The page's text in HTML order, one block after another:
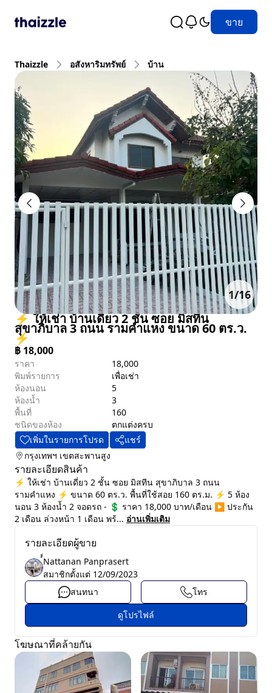
ขาย
Thaizzle อสังหาริมทรัพย์ บ้าน
1/16
⚡ ให้เช่า บ้านเดี่ยว 2 ชั้น ซอย มิสทีน
สุขาภิบาล 3 ถนน รามคำแหง ขนาด 60 ตร.ว.
⚡
฿ 18,000
ราคา
18,000
พิมพ์รายการ
เพื่อเช่า
ห้องนอน
5
ห้องน้ำ
3
พื้นที่
160
ชนิดของห้อง
ตกแต่งครบ
เพิ่มในรายการโปรด
แชร์
กรุงเทพฯ เขตสะพานสูง
รายละเอียดสินค้า
⚡ ให้เช่า บ้านเดี่ยว 2 ชั้น ซอย มิสทีน สุขาภิบาล 3 ถนน
รามคำแหง ⚡ ขนาด 60 ตร.ว. พื้นที่ใช้สอย 160 ตร.ม. ⚡ 5 ห้อง
นอน 3 ห้องน้ำ 2 จอดรถ - 💲 ราคา 18,000 บาท/เดือน ▶️ ประกัน
2 เดือน ล่วงหน้า 1 เดือน พร้... อ่านเพิ่มเติม
รายละเอียดผู้ขาย
์์Nattanan Panprasert
สมาชิกตั้งแต่ 12/09/2023
สนทนา
โทร
ดูโปรไฟล์
โฆษณาที่คล้ายกัน